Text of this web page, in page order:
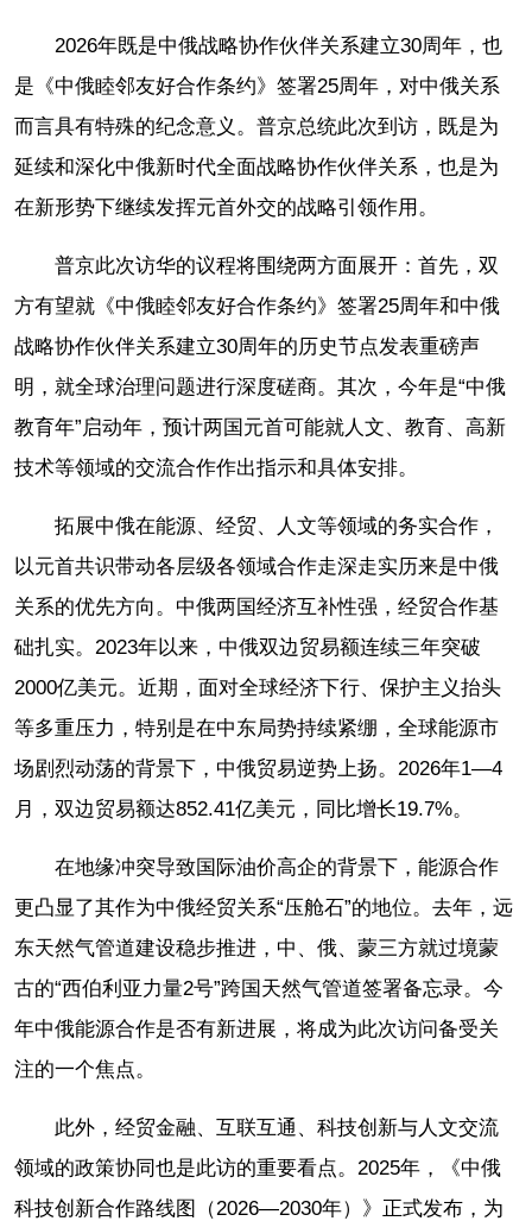
2026年既是中俄战略协作伙伴关系建立30周年，也
是《中俄睦邻友好合作条约》签署25周年，对中俄关系
而言具有特殊的纪念意义。普京总统此次到访，既是为
延续和深化中俄新时代全面战略协作伙伴关系，也是为
在新形势下继续发挥元首外交的战略引领作用。
普京此次访华的议程将围绕两方面展开：首先，双
方有望就《中俄睦邻友好合作条约》签署25周年和中俄
战略协作伙伴关系建立30周年的历史节点发表重磅声
明，就全球治理问题进行深度磋商。其次，今年是“中俄
教育年”启动年，预计两国元首可能就人文、教育、高新
技术等领域的交流合作作出指示和具体安排。
拓展中俄在能源、经贸、人文等领域的务实合作，
以元首共识带动各层级各领域合作走深走实历来是中俄
关系的优先方向。中俄两国经济互补性强，经贸合作基
础扎实。2023年以来，中俄双边贸易额连续三年突破
2000亿美元。近期，面对全球经济下行、保护主义抬头
等多重压力，特别是在中东局势持续紧绷，全球能源市
场剧烈动荡的背景下，中俄贸易逆势上扬。2026年1—4
月，双边贸易额达852.41亿美元，同比增长19.7%。
在地缘冲突导致国际油价高企的背景下，能源合作
更凸显了其作为中俄经贸关系“压舱石”的地位。去年，远
东天然气管道建设稳步推进，中、俄、蒙三方就过境蒙
古的“西伯利亚力量2号”跨国天然气管道签署备忘录。今
年中俄能源合作是否有新进展，将成为此次访问备受关
注的一个焦点。
此外，经贸金融、互联互通、科技创新与人文交流
领域的政策协同也是此访的重要看点。2025年，《中俄
科技创新合作路线图（2026—2030年）》正式发布，为